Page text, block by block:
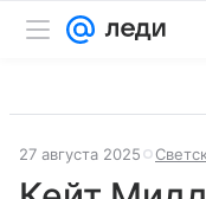
27 августа 2025